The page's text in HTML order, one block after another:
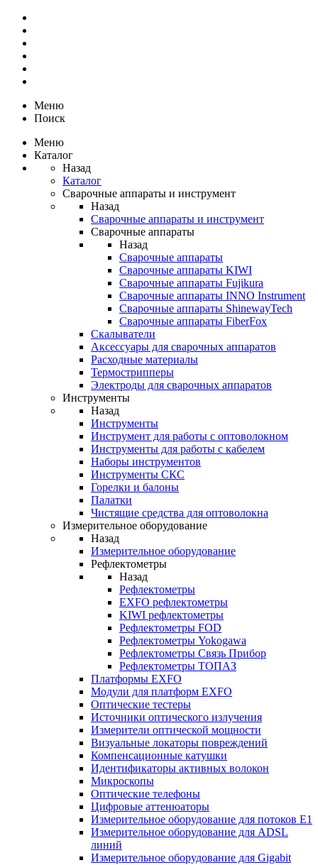
Меню
Поиск
Меню
Каталог
Назад
Каталог
Сварочные аппараты и инструмент
Назад
Сварочные аппараты и инструмент
Сварочные аппараты
Назад
Сварочные аппараты
Сварочные аппараты KIWI
Сварочные аппараты Fujikura
Сварочные аппараты INNO Instrument
Сварочные аппараты ShinewayTech
Cварочные аппараты FiberFox
Скалыватели
Аксессуары для сварочных аппаратов
Расходные материалы
Термострипперы
Электроды для сварочных аппаратов
Инструменты
Назад
Инструменты
Инструмент для работы с оптоволокном
Инструменты для работы с кабелем
Наборы инструментов
Инструменты СКС
Горелки и балоны
Палатки
Чистящие средства для оптоволокна
Измерительное оборудование
Назад
Измерительное оборудование
Рефлектометры
Назад
Рефлектометры
EXFO рефлектометры
KIWI рефлектометры
Рефлектометры FOD
Рефлектометры Yokogawa
Рефлектометры Связь Прибор
Рефлектометры ТОПАЗ
Платформы EXFO
Модули для платформ EXFO
Оптические тестеры
Источники оптического излучения
Измерители оптической мощности
Визуальные локаторы повреждений
Компенсационные катушки
Идентификаторы активных волокон
Микроскопы
Оптические телефоны
Цифровые аттенюаторы
Измерительное оборудование для потоков Е1
Измерительное оборудование для ADSL
линий
Измерительное оборудование для Gigabit